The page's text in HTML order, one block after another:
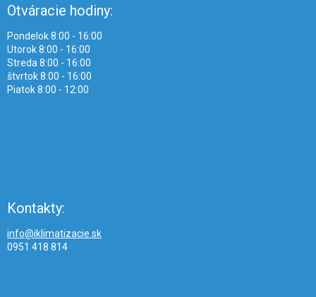
Otváracie hodiny:
Pondelok 8:00 - 16:00
Utorok 8:00 - 16:00
Streda 8:00 - 16:00
štvrtok 8:00 - 16:00
Piatok 8:00 - 12:00
Kontakty:
info@iklimatizacie.sk
0951 418 814